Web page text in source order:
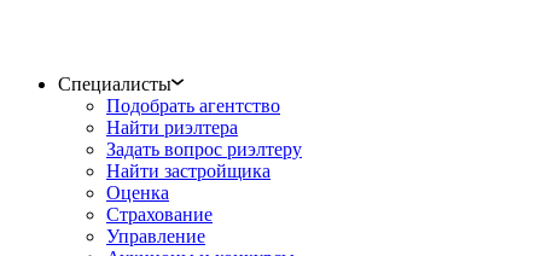
Специалисты
Подобрать агентство
Найти риэлтера
Задать вопрос риэлтеру
Найти застройщика
Оценка
Страхование
Управление